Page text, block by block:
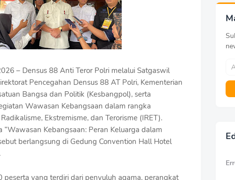
– Densus 88 Anti Teror Polri melalui Satgaswil
Pencegahan Densus 88 AT Polri, Kementerian
Bangsa dan Politik (Kesbangpol), serta
Wawasan Kebangsaan dalam rangka
Ekstremisme, dan Terorisme (IRET).
Kebangsaan: Peran Keluarga dalam
berlangsung di Gedung Convention Hall Hotel
peserta yang terdiri dari penyuluh agama, perangkat
G